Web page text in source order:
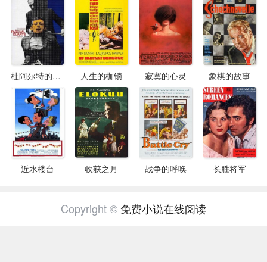
杜阿尔特的家庭 人生的枷锁 寂寞的心灵 象棋的故事
近水楼台 收获之月 战争的呼唤 长胜将军
Copyright © 免费小说在线阅读